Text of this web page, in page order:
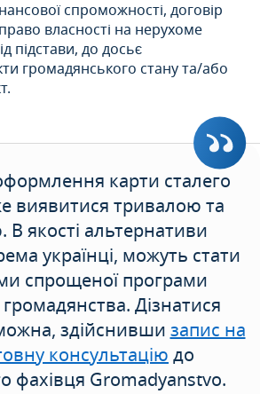
спроможності, договір
власності на нерухоме
підстави, до досьє
громадянського стану та/або
карти сталего
виявитися тривалою та
В якості альтернативи
українці, можуть стати
спрощеної програми
Дізнатися
здійснивши запис на
консультацію до
фахівця Gromadyanstvo.